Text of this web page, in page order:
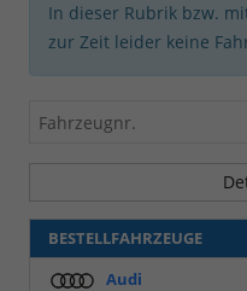
In dieser Rubrik bzw.
zur Zeit leider keine
Fahrzeugnr.
BESTELLFAHRZEUGE
Audi